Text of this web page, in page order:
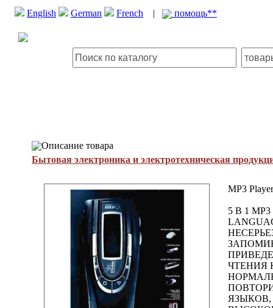
English German French | помощь**
Описание товара
Бытовая электроника и электротехническая
MP3 Player
5 В 1
ЧТЕНИЯ